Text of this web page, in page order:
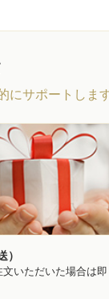
にサポートしま
）
文いただいた場合は